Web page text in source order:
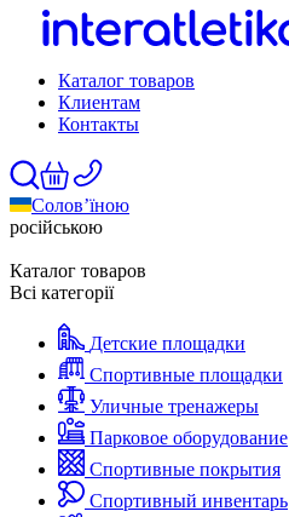
Каталог товаров
Клиентам
Контакты
Солов’їною
російською
Каталог товаров
Всі категорії
Детские площадки
Спортивные площадки
Уличные тренажеры
Парковое оборудование
Спортивные покрытия
Спортивный инвентарь